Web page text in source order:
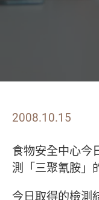
2008.10.15
食物安全中心今
測「三聚氰胺」
今日取得的檢測